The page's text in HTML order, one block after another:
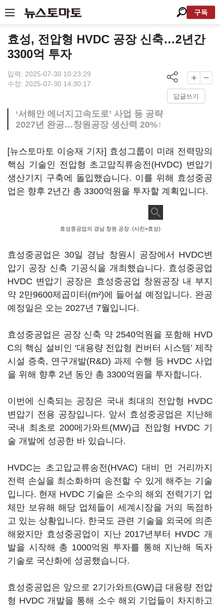
구독
효성, 전압형 HVDC 공장 신축…2년간
3300억 투자
입력: 2025-07-30 10:23:29
수정: 2025-07-30 14:30:17
답글쓰기
‘서해안 에너지고속도로’ 사업 등 공략
2027년 완공…창원공장 생산력 20%↑
[뉴스토마토 이승재 기자] 효성그룹이 미래 전력망의
핵심 기술인 전압형 초고압직류송전(HVDC) 변압기
생산기지 구축에 돌입했습니다. 이를 위해 효성중공
업은 향후 2년간 총 3300억원을 투자할 계획입니다.
효성중공업의 경남 창원 공장. (사진=효성)
효성중공업은 30일 경남 창원시 공장에서 HVDC변
압기 공장 신축 기공식을 개최했습니다. 효성중공업
HVDC 변압기 공장은 효성중공업 창원공장 내 부지
약 2만9600제곱미터(m²)에 들어설 예정입니다. 완공
예정일은 오는 2027년 7월입니다.
효성중공업은 공장 신축 약 2540억원을 포함해 HVD
C의 핵심 설비인 ‘대용량 전압형 컨버터 시스템’ 제작
시설 증축, 연구개발(R&D) 과제 수행 등 HVDC 사업
을 위해 향후 2년 동안 총 3300억원을 투자합니다.
이번에 신축되는 공장은 국내 최대의 전압형 HVDC
변압기 전용 공장입니다. 앞서 효성중공업은 지난해
국내 최초로 200메가와트(MW)급 전압형 HVDC 기
술 개발에 성공한 바 있습니다.
HVDC는 초고압교류송전(HVAC) 대비 먼 거리까지
전력 손실을 최소화하며 송전할 수 있게 해주는 기술
입니다. 현재 HVDC 기술은 소수의 해외 전력기기 업
체만 보유해 해당 업체들이 세계시장을 거의 독점하
고 있는 상황입니다. 한국도 관련 기술을 외국에 의존
해왔지만 효성중공업이 지난 2017년부터 HVDC 개
발을 시작해 총 1000억원 투자를 통해 지난해 독자
기술로 국산화에 성공했습니다.
효성중공업은 앞으로 2기가와트(GW)급 대용량 전압
형 HVDC 개발을 통해 소수 해외 기업들이 차지하고